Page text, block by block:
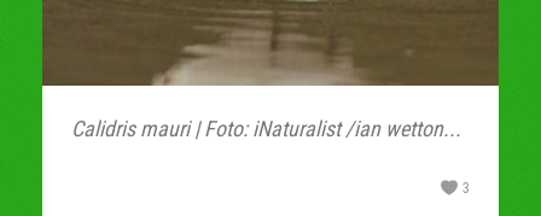
Calidris mauri | Foto: iNaturalist /ian wetton...
3